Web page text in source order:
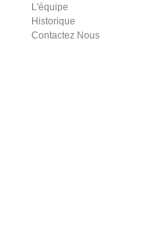
L'équipe
Historique
Contactez Nous